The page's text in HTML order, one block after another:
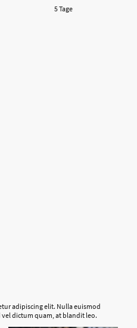
5 Tage
adipiscing elit. Nulla euismod
dictum quam, at blandit leo.